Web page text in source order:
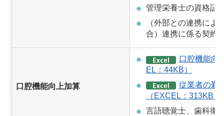
管理栄養士の資格証
（外部との連携によ
合）連携に係る契約
口腔機能向上加算
口腔機能向
EL：44KB）
従業者の勤
（EXCEL：313KB）
言語聴覚士、歯科衛